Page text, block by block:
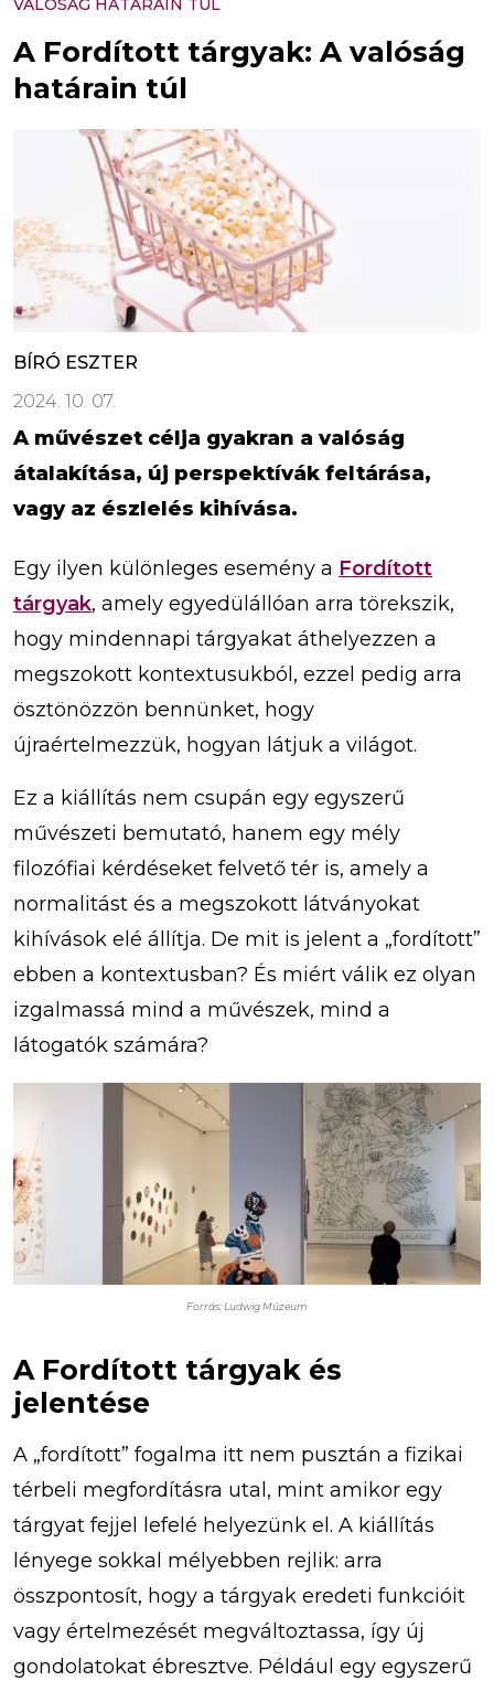
VALÓSÁG HATÁRAIN TÚL
A Fordított tárgyak: A valóság
határain túl
BÍRÓ ESZTER
2024. 10. 07.
A művészet célja gyakran a valóság
átalakítása, új perspektívák feltárása,
vagy az észlelés kihívása.
Egy ilyen különleges esemény a Fordított
tárgyak, amely egyedülállóan arra törekszik,
hogy mindennapi tárgyakat áthelyezzen a
megszokott kontextusukból, ezzel pedig arra
ösztönözzön bennünket, hogy
újraértelmezzük, hogyan látjuk a világot.
Ez a kiállítás nem csupán egy egyszerű
művészeti bemutató, hanem egy mély
filozófiai kérdéseket felvető tér is, amely a
normalitást és a megszokott látványokat
kihívások elé állítja. De mit is jelent a „fordított”
ebben a kontextusban? És miért válik ez olyan
izgalmassá mind a művészek, mind a
látogatók számára?
Forrás: Ludwig Múzeum
A Fordított tárgyak és
jelentése
A „fordított” fogalma itt nem pusztán a fizikai
térbeli megfordításra utal, mint amikor egy
tárgyat fejjel lefelé helyezünk el. A kiállítás
lényege sokkal mélyebben rejlik: arra
összpontosít, hogy a tárgyak eredeti funkcióit
vagy értelmezését megváltoztassa, így új
gondolatokat ébresztve. Például egy egyszerű